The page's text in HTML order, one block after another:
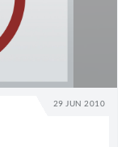
29 JUN 2010